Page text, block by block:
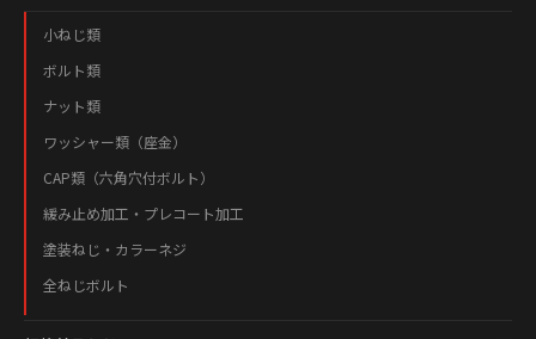
小ねじ類
ボルト類
ナット類
ワッシャー類（座金）
CAP類（六角穴付ボルト）
緩み止め加工・プレコート加工
塗装ねじ・カラーネジ
全ねじボルト